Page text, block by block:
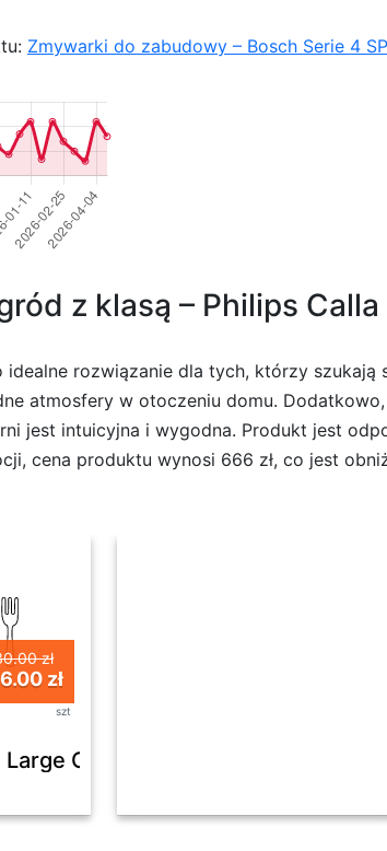
Zmywarki do zabudowy – Bosch Serie 4
z klasą – Philips
idealne rozwiązanie dla tych, którzy
atmosfery w otoczeniu domu.
jest intuicyjna i wygodna. Produkt jest
cena produktu wynosi 666 zł, co jest
zł
zł
szt
Outdoor Pedestal Black